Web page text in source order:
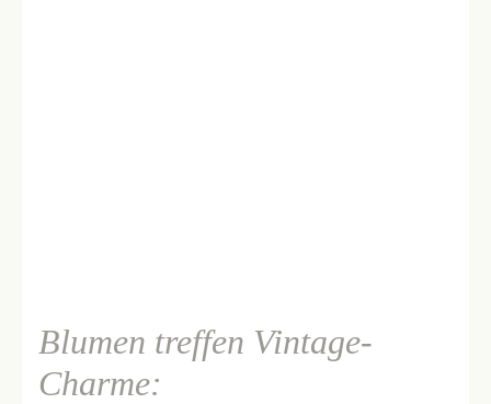
Blumen treffen Vintage-
Charme: